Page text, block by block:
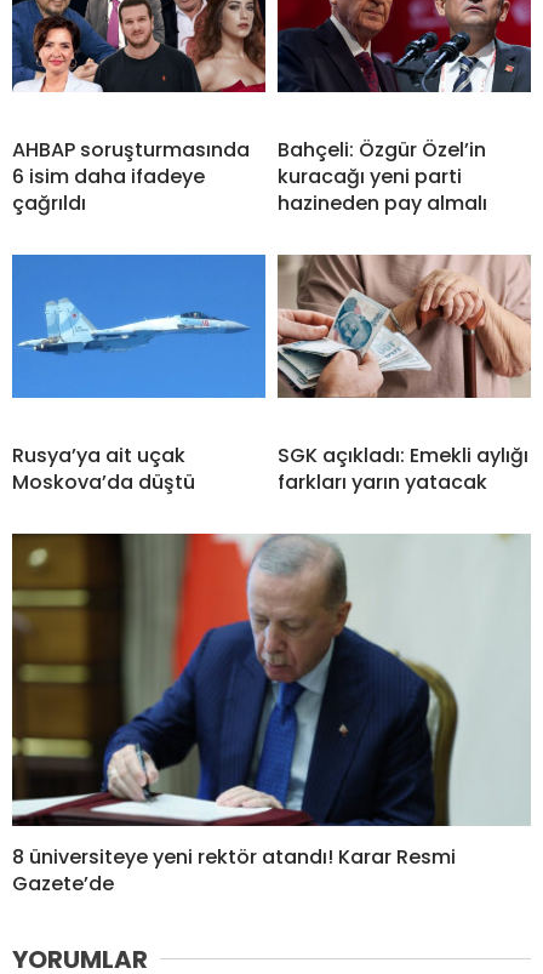
AHBAP soruşturmasında
6 isim daha ifadeye
çağrıldı
Bahçeli: Özgür Özel’in
kuracağı yeni parti
hazineden pay almalı
Rusya’ya ait uçak
Moskova’da düştü
SGK açıkladı: Emekli aylığı
farkları yarın yatacak
8 üniversiteye yeni rektör atandı! Karar Resmi
Gazete’de
YORUMLAR